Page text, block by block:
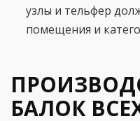
узлы и тельфер
помещения и
БАЛОК